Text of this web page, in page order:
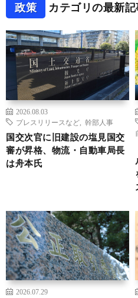
政策 カテゴリの最新記
2026.08.03
プレスリリースなど
幹部人事
国交次官に旧建設の塩見国交
審が昇格、物流・自動車局長
は舟本氏
2026.07.29